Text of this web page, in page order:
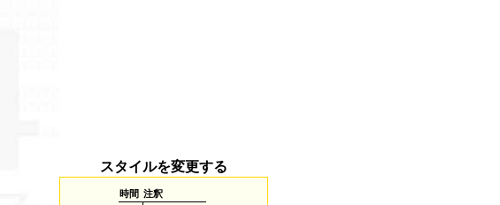
スタイルを変更する
時間 注釈